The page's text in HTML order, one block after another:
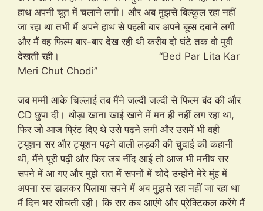
हाथ अपनी चूत में चलाने लगी। और अब मुझसे बिल्कुल रहा नहीं
जा रहा था तभी मैं अपने हाथ से पहली बार अपने बूब्स दबाने लगी
और मैं वह फिल्म बार-बार देख रही थी करीब दो घंटे तक वो मुवी
देखती रही। “Bed Par Lita Kar
Meri Chut Chodi”
जब मम्मी आके चिल्लाई तब मैंने जल्दी जल्दी से फिल्म बंद की और
CD छुपा दी। थोड़ा खाना खाई खाने में मन ही नहीं लग रहा था,
फिर जो आज प्रिंट दिए थे उसे पढ़ने लगी और उसमें भी वही
ट्यूशन सर और ट्यूशन पढ़ने वाली लड़की की चुदाई की कहानी
थी, मैंने पूरी पढ़ी और फिर जब नींद आई तो आज भी मनीष सर
सपने में आ गए और मुझे रात में सपनों में चोदे उन्होंने मेरे मुंह में
अपना रस डालकर पिलाया सपने में अब मुझसे रहा नहीं जा रहा था
मैं दिन भर सोचती रही। कि सर कब आएंगे और प्रेक्टिकल करेंगे मैं